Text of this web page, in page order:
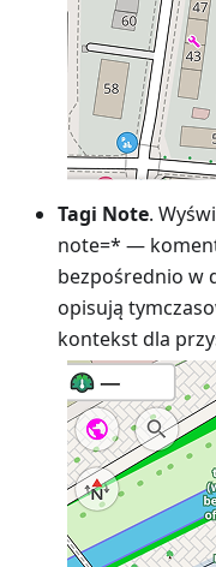
Tagi Note.
note=* —
bezpośrednio w
opisują
kontekst dla